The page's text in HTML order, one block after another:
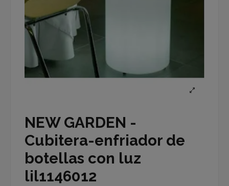
NEW GARDEN -
Cubitera-enfriador de
botellas con luz
lil1146012